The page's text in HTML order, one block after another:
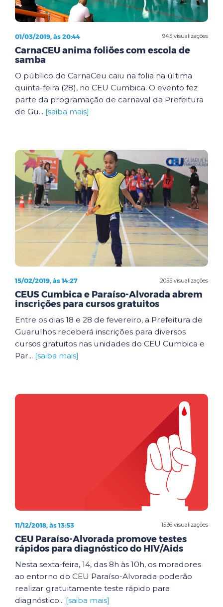
945 visualizações
01/03/2019, às 20:44
CarnaCEU anima foliões com escola de
samba
O público do CarnaCeu caiu na folia na última
quinta-feira (28), no CEU Cumbica. O evento fez
parte da programação de carnaval da Prefeitura
de Gu... [saiba mais]
2055 visualizações
15/02/2019, às 14:27
CEUS Cumbica e Paraíso-Alvorada abrem
inscrições para cursos gratuitos
Entre os dias 18 e 28 de fevereiro, a Prefeitura de
Guarulhos receberá inscrições para diversos
cursos gratuitos nas unidades do CEU Cumbica e
Par... [saiba mais]
1536 visualizações
11/12/2018, às 13:53
CEU Paraíso-Alvorada promove testes
rápidos para diagnóstico do HIV/Aids
Nesta sexta-feira, 14, das 8h às 10h, os moradores
ao entorno do CEU Paraíso-Alvorada poderão
realizar gratuitamente teste rápido para
diagnóstico... [saiba mais]